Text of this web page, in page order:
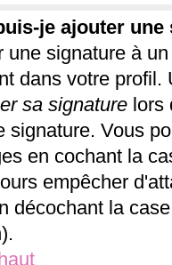
je ajouter
une signature à
dans votre
sa signaturelors
signature. Vous
en cochant la
empêcher
décochant la